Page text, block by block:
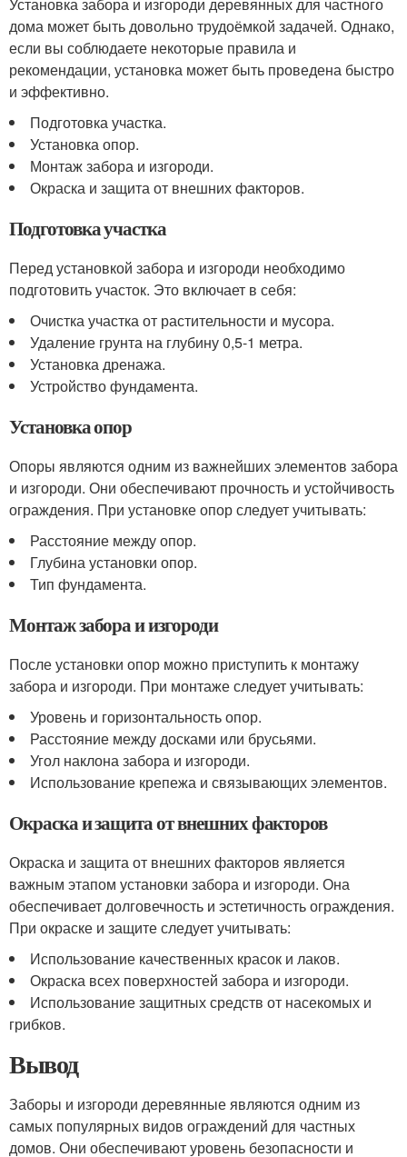
дома может быть довольно трудоёмкой задачей. Однако,
если вы соблюдаете некоторые правила и
рекомендации, установка может быть проведена быстро
и эффективно.
Подготовка участка.
Установка опор.
Монтаж забора и изгороди.
Окраска и защита от внешних факторов.
Подготовка участка
Перед установкой забора и изгороди необходимо
подготовить участок. Это включает в себя:
Очистка участка от растительности и мусора.
Удаление грунта на глубину 0,5-1 метра.
Установка дренажа.
Устройство фундамента.
Установка опор
Опоры являются одним из важнейших элементов забора
и изгороди. Они обеспечивают прочность и устойчивость
ограждения. При установке опор следует учитывать:
Расстояние между опор.
Глубина установки опор.
Тип фундамента.
Монтаж забора и изгороди
После установки опор можно приступить к монтажу
забора и изгороди. При монтаже следует учитывать:
Уровень и горизонтальность опор.
Расстояние между досками или брусьями.
Угол наклона забора и изгороди.
Использование крепежа и связывающих элементов.
Окраска и защита от внешних факторов
Окраска и защита от внешних факторов является
важным этапом установки забора и изгороди. Она
обеспечивает долговечность и эстетичность ограждения.
При окраске и защите следует учитывать:
Использование качественных красок и лаков.
Окраска всех поверхностей забора и изгороди.
Использование защитных средств от насекомых и
грибков.
Вывод
Заборы и изгороди деревянные являются одним из
самых популярных видов ограждений для частных
домов. Они обеспечивают уровень безопасности и